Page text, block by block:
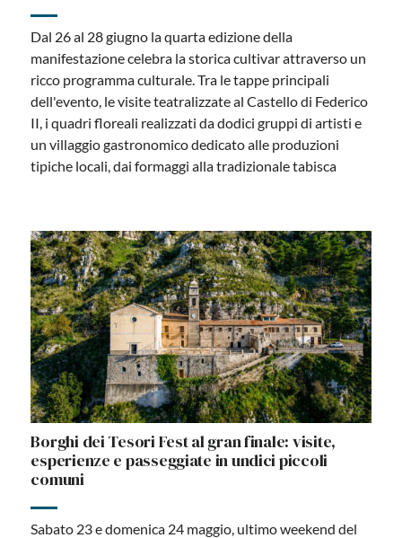
Dal 26 al 28 giugno la quarta edizione della
manifestazione celebra la storica cultivar attraverso un
ricco programma culturale. Tra le tappe principali
dell'evento, le visite teatralizzate al Castello di Federico
II, i quadri floreali realizzati da dodici gruppi di artisti e
un villaggio gastronomico dedicato alle produzioni
tipiche locali, dai formaggi alla tradizionale tabisca
Borghi dei Tesori Fest al gran finale: visite,
esperienze e passeggiate in undici piccoli
comuni
Sabato 23 e domenica 24 maggio, ultimo weekend del